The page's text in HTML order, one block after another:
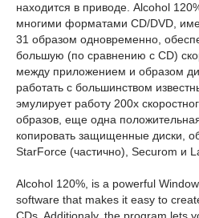
находится в приводе. Alcohol
многими форматами CD/DVD,
31 образом одновременно,
большую (по сравнению с CD)
между приложением и образом
работать с большинством
эмулирует работу 200х
образов, еще одна
копировать защищенные диски,
StarForce (частично), Securom и
Alcohol 120%, is a powerful
software that makes it easy to